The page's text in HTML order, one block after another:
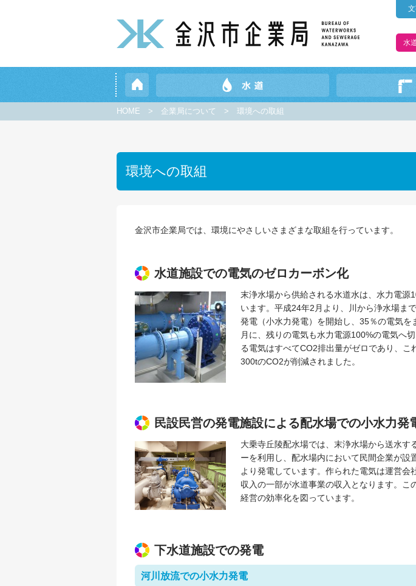
水
HOME > 企業局について > 環境への取組
環境への取組
金沢市企業局では、環境にやさしいさまざまな取組を行っています。
水道施設での電気のゼロカーボン化
末浄水場から供給される水道水は、水力電源
います。平成24年2月より、川から浄水場ま
発電（小水力発電）を開始し、35％の電気
月に、残りの電気も水力電源100%の電気へ
る電気はすべてCO2排出量がゼロであり、こ
300tのCO2が削減されました。
民設民営の発電施設による配水場での小水力発
大乗寺丘陵配水場では、末浄水場から送水す
ーを利用し、配水場内において民間企業が設
より発電しています。作られた電気は運営会
収入の一部が水道事業の収入となります。こ
経営の効率化を図っています。
下水道施設での発電
河川放流での小水力発電